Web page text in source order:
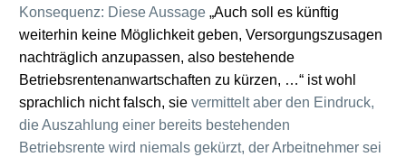
Konsequenz: Diese Aussage „Auch soll es künftig
weiterhin keine Möglichkeit geben, Versorgungszusagen
nachträglich anzupassen, also bestehende
Betriebsrentenanwartschaften zu kürzen, …“ ist wohl
sprachlich nicht falsch, sie vermittelt aber den Eindruck,
die Auszahlung einer bereits bestehenden
Betriebsrente wird niemals gekürzt, der Arbeitnehmer sei